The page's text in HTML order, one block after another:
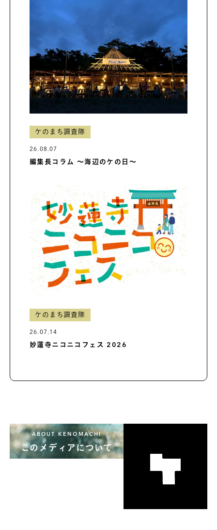
ケのまち調査隊
26.08.07
編集長コラム ～海辺のケの日～
ケのまち調査隊
26.07.14
妙蓮寺ニコニコフェス 2026
ABOUT KENOMACHI
このメディアについて